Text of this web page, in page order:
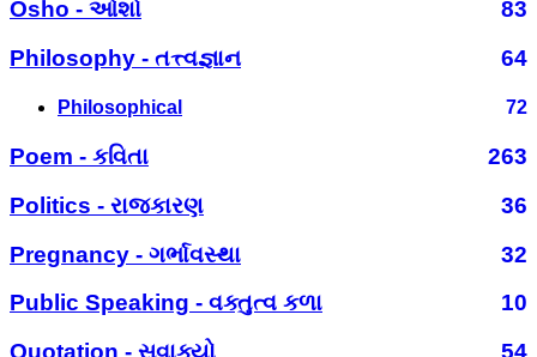
Osho - ઓશો
83
Philosophy - તત્ત્વજ્ઞાન
64
Philosophical 72
Poem - કવિતા
263
Politics - રાજકારણ
36
Pregnancy - ગર્ભાવસ્થા
32
Public Speaking - વક્તુત્વ કળા
10
Quotation - સુવાક્યો
54